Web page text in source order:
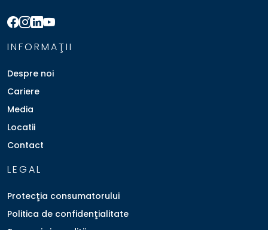
INFORMAŢII
Despre noi
Cariere
Media
Locatii
Contact
LEGAL
Protecţia consumatorului
Politica de confidenţialitate